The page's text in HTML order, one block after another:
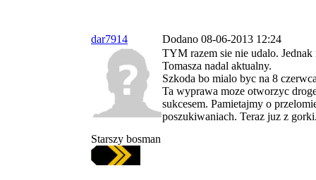
dar7914 Dodano 08-06-2013 12:24
Starszy bosman
TYM razem sie nie udalo. Jednak
Tomasza nadal aktualny.
Szkoda bo mialo byc na 8
Ta wyprawa moze otworzyc
sukcesem. Pamietajmy o
poszukiwaniach. Teraz juz z